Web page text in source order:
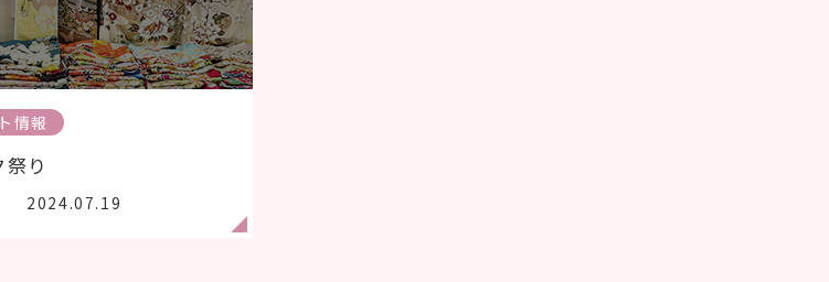
情報
り
2024.07.19